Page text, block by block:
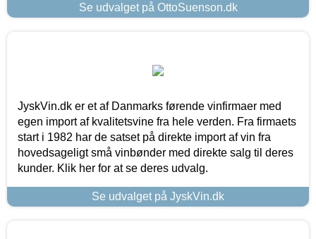
Se udvalget på OttoSuenson.dk
JyskVin.dk er et af Danmarks førende vinfirmaer med
egen import af kvalitetsvine fra hele verden. Fra firmaets
start i 1982 har de satset på direkte import af vin fra
hovedsageligt små vinbønder med direkte salg til deres
kunder. Klik her for at se deres udvalg.
Se udvalget på JyskVin.dk